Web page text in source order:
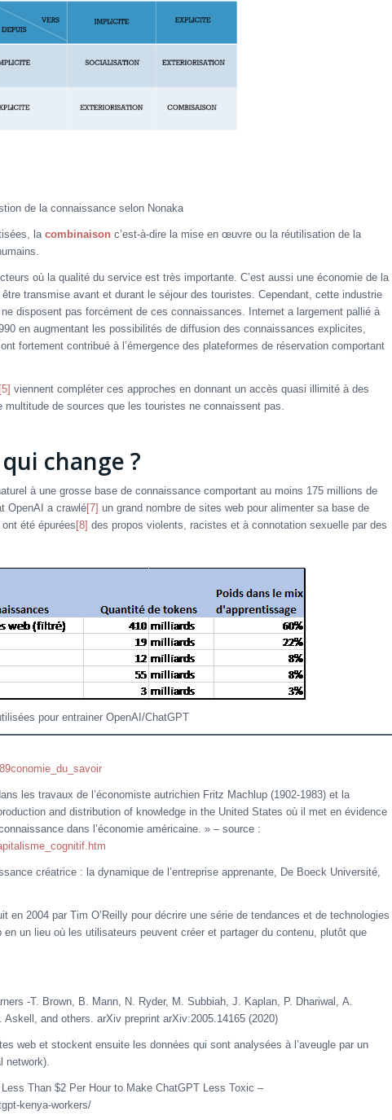
de la connaissance selon Nonaka
la combinaison c’est-à-dire la mise en œuvre ou la réutilisation de la
où la qualité du service est très importante. C’est aussi une économie de la
transmise avant et durant le séjour des touristes. Cependant, cette industrie
disposent pas forcément de ces connaissances. Internet a largement pallié à
en augmentant les possibilités de diffusion des connaissances explicites,
fortement contribué à l’émergence des plateformes de réservation comportant
[5] viennent compléter ces approches en donnant un accès quasi illimité à des
multitude de sources que les touristes ne connaissent pas.
change ?
à une grosse base de connaissance comportant au moins 175 millions de
OpenAI a crawlé[7] un grand nombre de sites web pour alimenter sa base de
été épurées [8] des propos violents, racistes et à connotation sexuelle par des
pour entrainer OpenAI/ChatGPT
les travaux de l’économiste autrichien Fritz Machlup (1902-1983) et la
and distribution of knowledge in the United States où il met en évidence
dans l’économie américaine. » – source :
créatrice : la dynamique de l’entreprise apprenante, De Boeck Université,
en 2004 par Tim O’Reilly pour décrire une série de tendances et de technologies
un lieu où les utilisateurs peuvent créer et partager du contenu, plutôt que
-T. Brown, B. Mann, N. Ryder, M. Subbiah, J. Kaplan, P. Dhariwal, A.
and others. arXiv preprint arXiv:2005.14165 (2020)
web et stockent ensuite les données qui sont analysées à l’aveugle par un
network).
Than $2 Per Hour to Make ChatGPT Less Toxic –
kenya-workers/